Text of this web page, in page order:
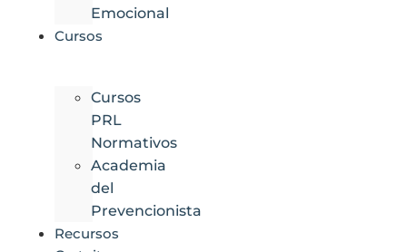
Emocional
Cursos
Cursos
PRL
Normativos
Academia
del
Prevencionista
Recursos